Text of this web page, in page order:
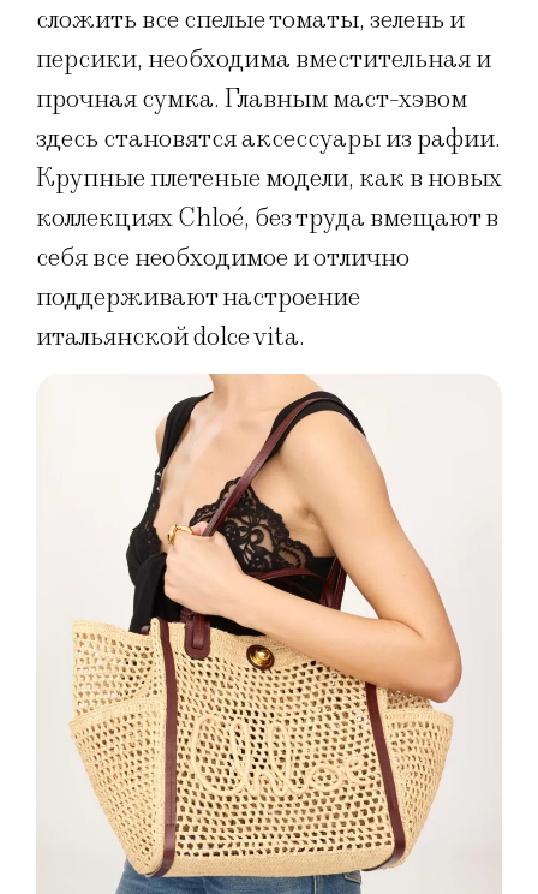
сложить все спелые томаты, зелень и
персики, необходима вместительная и
прочная сумка. Главным маст-хэвом
здесь становятся аксессуары из рафии.
Крупные плетеные модели, как в новых
коллекциях Chloé, без труда вмещают в
себя все необходимое и отлично
поддерживают настроение
итальянской dolce vita.